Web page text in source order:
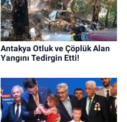
Antakya Otluk ve Çöplük Alan
Yangını Tedirgin Etti!